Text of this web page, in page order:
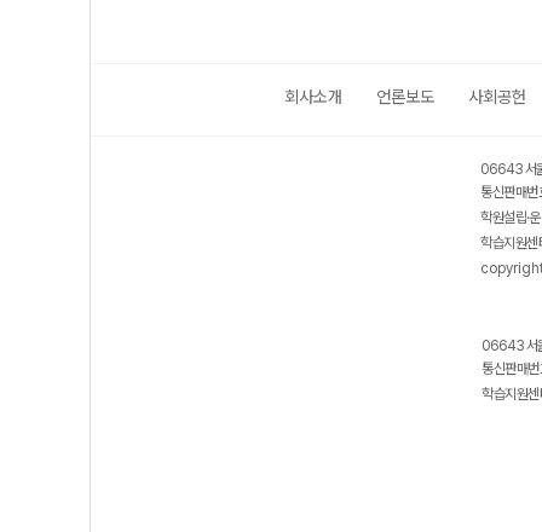
회사소개 언론보도 사회공헌
06643 서
통신판매
학원설립·
학습지원
06643 서
통신판매
학습지원